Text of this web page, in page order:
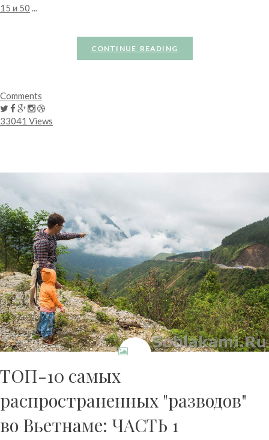
15 и 50 ...
CONTINUE READING
Comments
33041 Views
ТОП-10 самых
распространенных "разводов"
во Вьетнаме: ЧАСТЬ 1